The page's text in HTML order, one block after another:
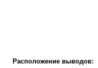
Расположение выводов: